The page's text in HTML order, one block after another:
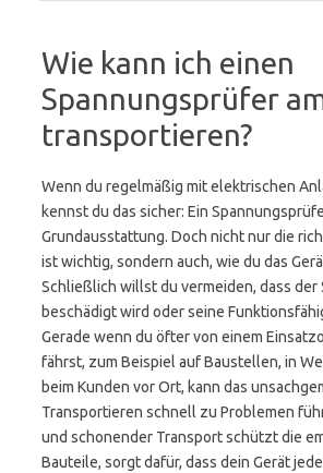
Wie kann ich einen
Spannungsprüfer
transportieren?
Wenn du regelmäßig mit elektrischen
kennst du das sicher: Ein
Grundausstattung. Doch nicht nur die
ist wichtig, sondern auch, wie du das
Schließlich willst du vermeiden, dass der
beschädigt wird oder seine
Gerade wenn du öfter von einem
fährst, zum Beispiel auf Baustellen, in
beim Kunden vor Ort, kann das
Transportieren schnell zu Problemen
und schonender Transport schützt die
Bauteile, sorgt dafür, dass dein Gerät